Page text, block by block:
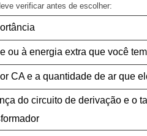
verificar antes de escolher:
ou à energia extra que você tem
CA e a quantidade de ar que
do circuito de derivação e o